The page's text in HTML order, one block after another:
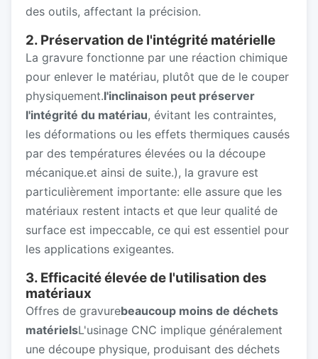
des outils, affectant la précision.
2. Préservation de l'intégrité matérielle
La gravure fonctionne par une réaction chimique
pour enlever le matériau, plutôt que de le couper
physiquement.l'inclinaison peut préserver
l'intégrité du matériau, évitant les contraintes,
les déformations ou les effets thermiques causés
par des températures élevées ou la découpe
mécanique.et ainsi de suite.), la gravure est
particulièrement importante: elle assure que les
matériaux restent intacts et que leur qualité de
surface est impeccable, ce qui est essentiel pour
les applications exigeantes.
3. Efficacité élevée de l'utilisation des
matériaux
Offres de gravurebeaucoup moins de déchets
matérielsL'usinage CNC implique généralement
une découpe physique, produisant des déchets